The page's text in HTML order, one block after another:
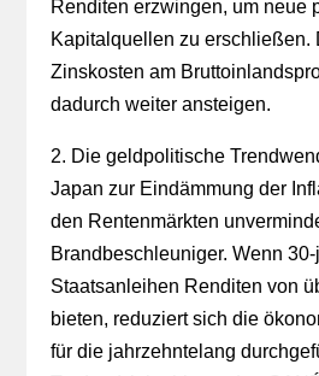
Renditen erzwingen, um neue
Kapitalquellen zu erschließen.
Zinskosten am
dadurch weiter ansteigen.
2. Die geldpolitische
Japan zur Eindämmung der
den Rentenmärkten
Brandbeschleuniger. Wenn
Staatsanleihen Renditen von
bieten, reduziert sich die
für die jahrzehntelang